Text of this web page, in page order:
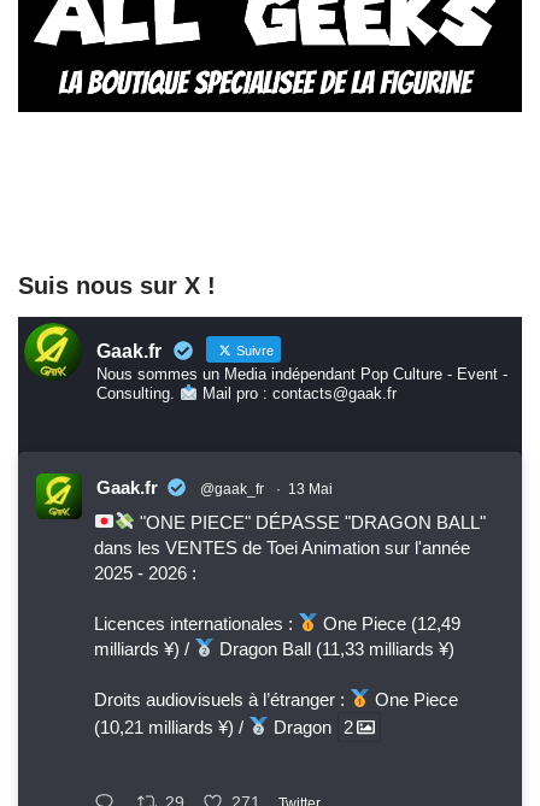
Suis nous sur X !
Gaak.fr Suivre
Nous sommes un Media indépendant Pop Culture - Event -
Consulting.
Mail pro : contacts@gaak.fr
Gaak.fr @gaak_fr · 13 Mai
"ONE PIECE" DÉPASSE "DRAGON BALL"
dans les VENTES de Toei Animation sur l'année
2025 - 2026 :
Licences internationales :
One Piece (12,49
milliards ¥) /
Dragon Ball (11,33 milliards ¥)
Droits audiovisuels à l’étranger :
One Piece
(10,21 milliards ¥) /
Dragon 2